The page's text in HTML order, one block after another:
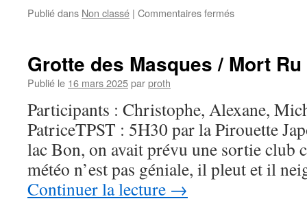
Publié dans Non classé | Commentaires ferméssur
Grotte des Masques / Mort Ru
Publié le 16 mars 2025parproth
Participants : Christophe, Alexane,
PatriceTPST : 5H30 par la Pirouette
lac Bon, on avait prévu une sortie club
météo n’est pas géniale, il pleut et il
Continuer la lecture →